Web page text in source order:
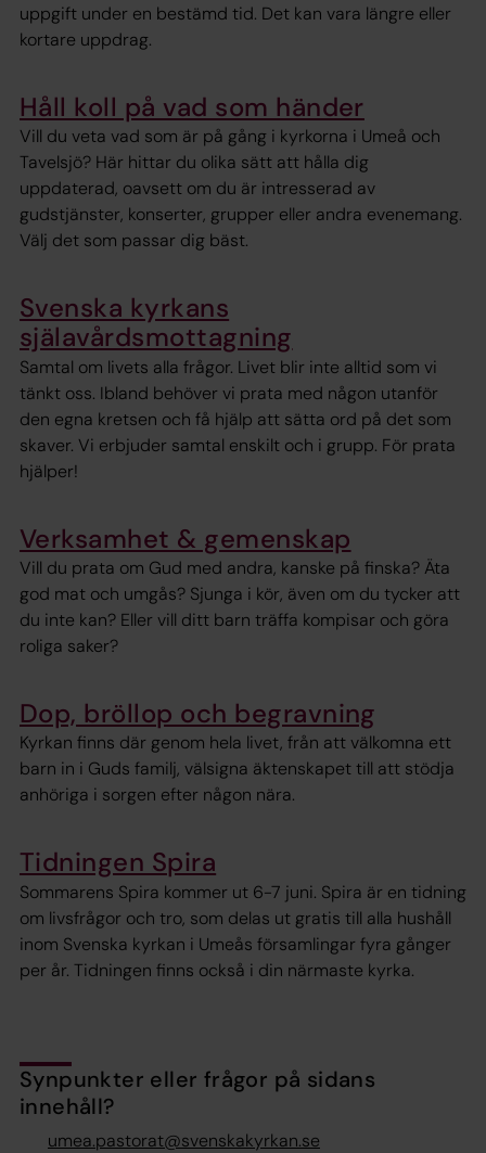
uppgift under en bestämd tid. Det kan vara längre eller
kortare uppdrag.
Håll koll på vad som händer
Vill du veta vad som är på gång i kyrkorna i Umeå och
Tavelsjö? Här hittar du olika sätt att hålla dig
uppdaterad, oavsett om du är intresserad av
gudstjänster, konserter, grupper eller andra evenemang.
Välj det som passar dig bäst.
Svenska kyrkans
själavårdsmottagning
Samtal om livets alla frågor. Livet blir inte alltid som vi
tänkt oss. Ibland behöver vi prata med någon utanför
den egna kretsen och få hjälp att sätta ord på det som
skaver. Vi erbjuder samtal enskilt och i grupp. För prata
hjälper!
Verksamhet & gemenskap
Vill du prata om Gud med andra, kanske på finska? Äta
god mat och umgås? Sjunga i kör, även om du tycker att
du inte kan? Eller vill ditt barn träffa kompisar och göra
roliga saker?
Dop, bröllop och begravning
Kyrkan finns där genom hela livet, från att välkomna ett
barn in i Guds familj, välsigna äktenskapet till att stödja
anhöriga i sorgen efter någon nära.
Tidningen Spira
Sommarens Spira kommer ut 6-7 juni. Spira är en tidning
om livsfrågor och tro, som delas ut gratis till alla hushåll
inom Svenska kyrkan i Umeås församlingar fyra gånger
per år. Tidningen finns också i din närmaste kyrka.
Synpunkter eller frågor på sidans
innehåll?
umea.pastorat@svenskakyrkan.se